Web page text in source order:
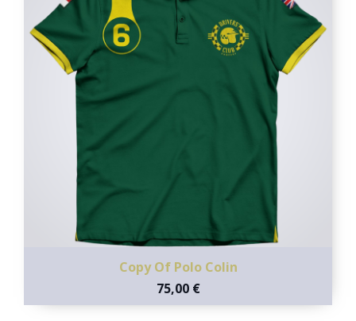
Copy Of Polo Colin
75,00 €